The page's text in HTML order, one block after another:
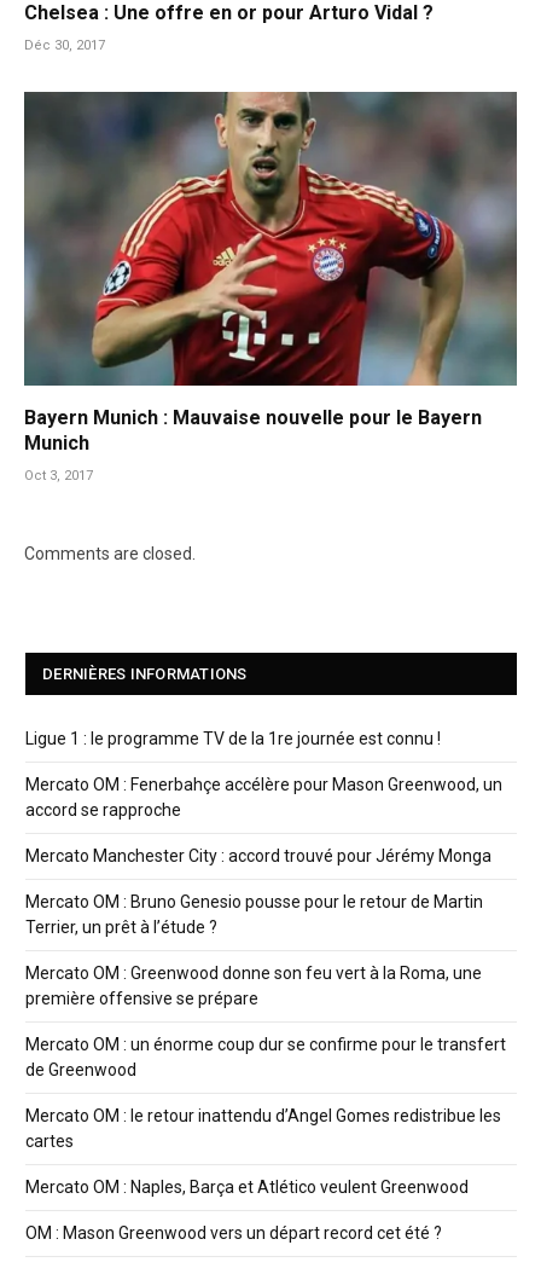
Chelsea : Une offre en or pour Arturo Vidal ?
Déc 30, 2017
Bayern Munich : Mauvaise nouvelle pour le Bayern
Munich
Oct 3, 2017
Comments are closed.
DERNIÈRES INFORMATIONS
Ligue 1 : le programme TV de la 1re journée est connu !
Mercato OM : Fenerbahçe accélère pour Mason Greenwood, un
accord se rapproche
Mercato Manchester City : accord trouvé pour Jérémy Monga
Mercato OM : Bruno Genesio pousse pour le retour de Martin
Terrier, un prêt à l’étude ?
Mercato OM : Greenwood donne son feu vert à la Roma, une
première offensive se prépare
Mercato OM : un énorme coup dur se confirme pour le transfert
de Greenwood
Mercato OM : le retour inattendu d’Angel Gomes redistribue les
cartes
Mercato OM : Naples, Barça et Atlético veulent Greenwood
OM : Mason Greenwood vers un départ record cet été ?